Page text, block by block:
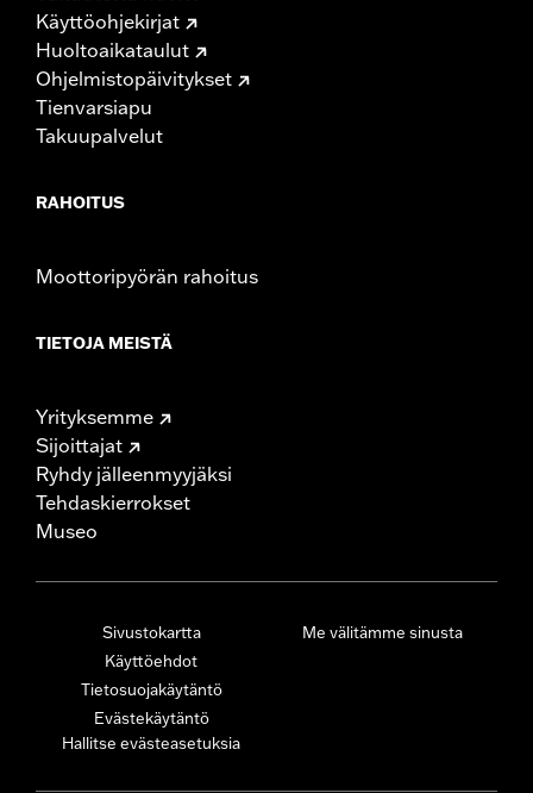
Käyttöohjekirjat
Huoltoaikataulut
Ohjelmistopäivitykset
Tienvarsiapu
Takuupalvelut
RAHOITUS
Moottoripyörän rahoitus
TIETOJA MEISTÄ
Yrityksemme
Sijoittajat
Ryhdy jälleenmyyjäksi
Tehdaskierrokset
Museo
Sivustokartta
Käyttöehdot
Tietosuojakäytäntö
Evästekäytäntö
Hallitse evästeasetuksia
Me välitämme sinusta